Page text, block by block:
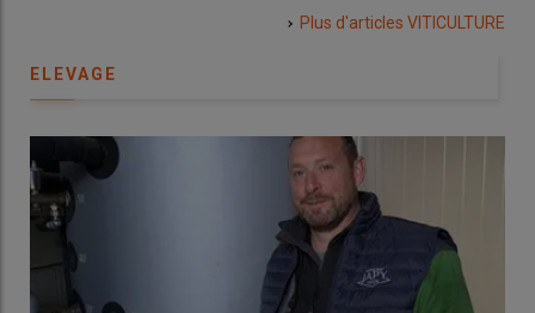
Plus d'articles VITICULTURE
ELEVAGE